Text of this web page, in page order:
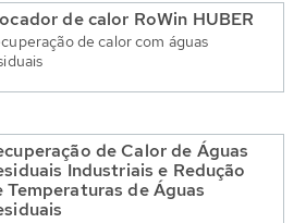
de calor RoWin HUBER
de calor com águas
de Calor de Águas
Industriais e Redução
Temperaturas de Águas